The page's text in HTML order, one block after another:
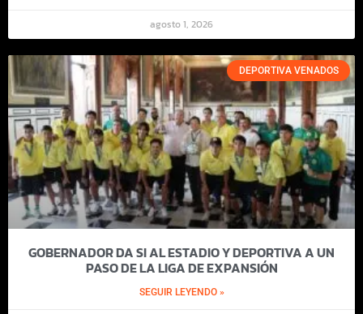
agosto 1, 2026
DEPORTIVA VENADOS
GOBERNADOR DA SI AL ESTADIO Y DEPORTIVA A UN
PASO DE LA LIGA DE EXPANSIÓN
SEGUIR LEYENDO »